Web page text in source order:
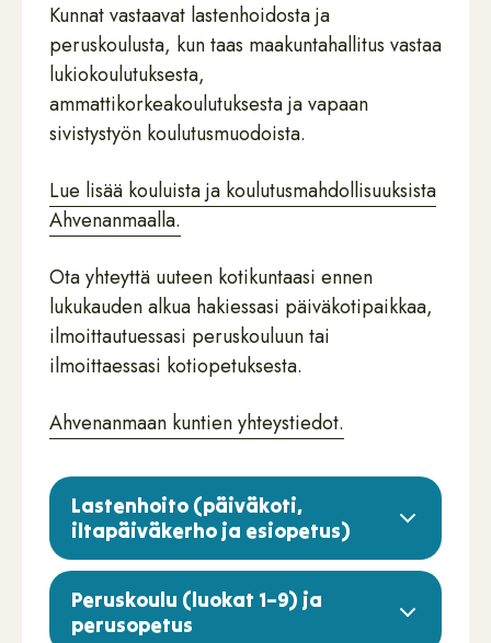
Kunnat vastaavat lastenhoidosta ja
peruskoulusta, kun taas maakuntahallitus vastaa
lukiokoulutuksesta,
ammattikorkeakoulutuksesta ja vapaan
sivistystyön koulutusmuodoista.
Lue lisää kouluista ja koulutusmahdollisuuksista
Ahvenanmaalla.
Ota yhteyttä uuteen kotikuntaasi ennen
lukukauden alkua hakiessasi päiväkotipaikkaa,
ilmoittautuessasi peruskouluun tai
ilmoittaessasi kotiopetuksesta.
Ahvenanmaan kuntien yhteystiedot.
Lastenhoito (päiväkoti,
iltapäiväkerho ja esiopetus)
Peruskoulu (luokat 1–9) ja
perusopetus